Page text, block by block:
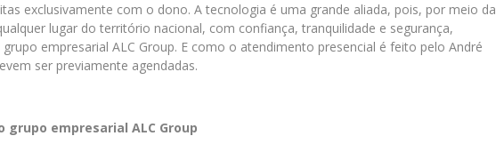
exclusivamente com o dono. A tecnologia é uma grande aliada, pois, por meio da
lugar do território nacional, com confiança, tranquilidade e segurança,
empresarial ALC Group. E como o atendimento presencial é feito pelo André
ser previamente agendadas.
grupo empresarial ALC Group